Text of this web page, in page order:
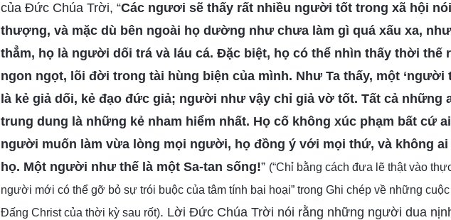
của Đức Chúa Trời, “Các ngươi sẽ thấy rất nhiều người tốt trong xã hội
thượng, và mặc dù bên ngoài họ dường như chưa làm gì quá xấu xa,
thẳm, họ là người dối trá và láu cá. Đặc biệt, họ có thể nhìn thấy thời thế
ngon ngọt, lõi đời trong tài hùng biện của mình. Như Ta thấy, một ‘người
là kẻ giả dối, kẻ đạo đức giả; người như vậy chỉ giả vờ tốt. Tất cả những
trung dung là những kẻ nham hiểm nhất. Họ cố không xúc phạm bất cứ
người muốn làm vừa lòng mọi người, họ đồng ý với mọi thứ, và không ai
họ. Một người như thế là một Sa-tan sống!” (“Chỉ bằng cách đưa lẽ thật vào
người mới có thể gỡ bỏ sự trói buộc của tâm tính bại hoại” trong Ghi chép về những
Đấng Christ của thời kỳ sau rốt). Lời Đức Chúa Trời nói rằng những người dua